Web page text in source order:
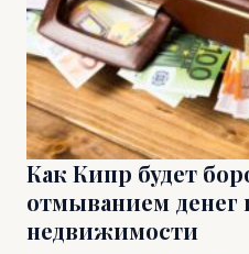
Как Кипр будет
отмыванием денег
недвижимости